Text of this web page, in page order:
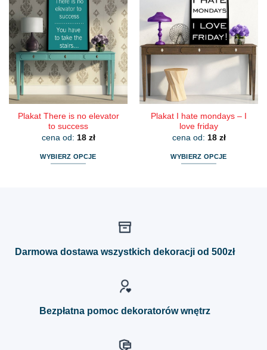
wiele
wariantów.
Opcje
można
wybrać
na
stronie
produktu
wiele
wariantów.
Opcje
można
wybrać
produktu
Plakat There is no elevator
to success
cena od: 18 zł
WYBIERZ OPCJE
wybrać
Plakat I hate mondays – I
love friday
cena od: 18 zł
WYBIERZ OPCJE
wybrać
Darmowa dostawa wszystkich dekoracji od 500zł
Bezpłatna pomoc dekoratorów wnętrz